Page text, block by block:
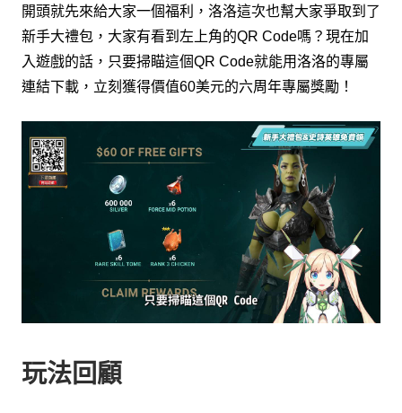
開頭就先來給大家一個福利，洛洛這次也幫大家爭取到了
新手大禮包， 大家有看到左上角的QR Code嗎？ 現在加
入遊戲的話，只要掃瞄這個QR Code就能用洛洛的專屬
連結下載， 立刻獲得價值60美元的六周年專屬獎勵！
玩法回顧